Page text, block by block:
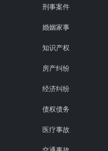
刑事案件
婚姻家事
知识产权
房产纠纷
经济纠纷
债权债务
医疗事故